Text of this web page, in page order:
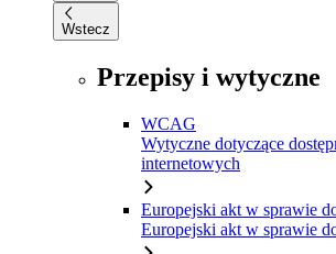
Wstecz
Przepisy i wytyczne
WCAG
Wytyczne dotyczące
internetowych
Europejski akt w sprawie
Europejski akt w sprawie